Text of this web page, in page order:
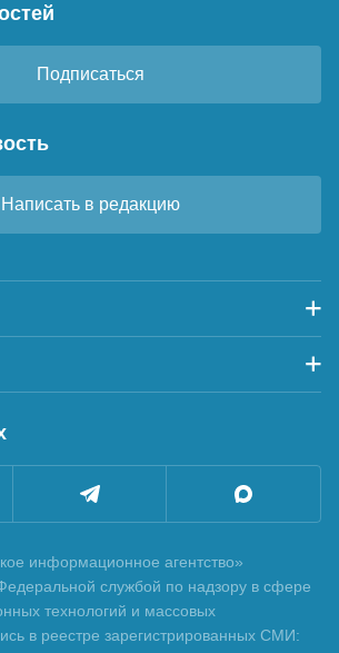
Подписаться
Написать в редакцию
информационное агентство»
службой по надзору в сфере
технологий и массовых
в реестре зарегистрированных СМИ: